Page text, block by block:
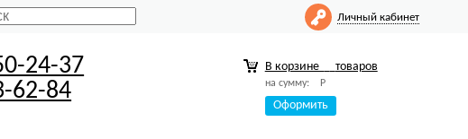
Личный кабинет
24-37
62-84
В корзине товаров
на сумму: Р
Оформить